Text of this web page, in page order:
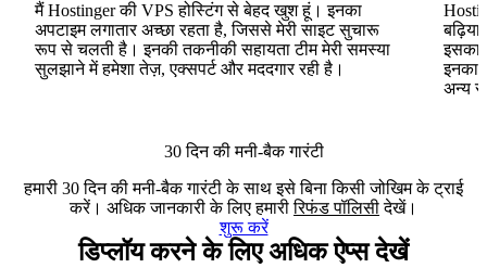
मैं Hostinger की VPS होस्टिंग से बेहद खुश हूं। इनका
अपटाइम लगातार अच्छा रहता है, जिससे मेरी साइट सुचारू
रूप से चलती है। इनकी तकनीकी सहायता टीम मेरी समस्या
सुलझाने में हमेशा तेज़, एक्सपर्ट और मददगार रही है।
इसका
इनका
अन्य
30 दिन की मनी-बैक गारंटी
हमारी 30 दिन की मनी-बैक गारंटी के साथ इसे बिना किसी जोखिम के ट्राई
करें। अधिक जानकारी के लिए हमारीरिफंड पॉलिसीदेखें।
शुरू करें
डिप्लॉय करने के लिए अधिक ऐप्स देखें